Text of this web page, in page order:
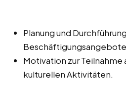
Planung und
Motivation zur Teilnahme
kulturellen Aktivitäten.